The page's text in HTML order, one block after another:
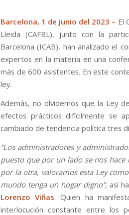
Barcelona, 1 de junio del 2023 – El
Lleida (CAFBL), junto con la
Barcelona (ICAB), han analizado el
expertos en la materia en una
más de 600 asistentes. En este
ley.
Además, no olvidemos que la Ley
efectos prácticos difícilmente se
cambiado de tendencia política tres
“Los administradores y
puesto que por un lado se nos
por la otra, valoramos esta Ley
mundo tenga un hogar digno”, así
Lorenzo Viñas. Quien ha
interlocución constante entre los